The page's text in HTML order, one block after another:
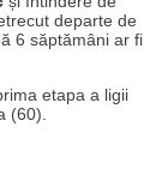
departe de
6 săptămâni ar fi
etapa a ligii
(60).